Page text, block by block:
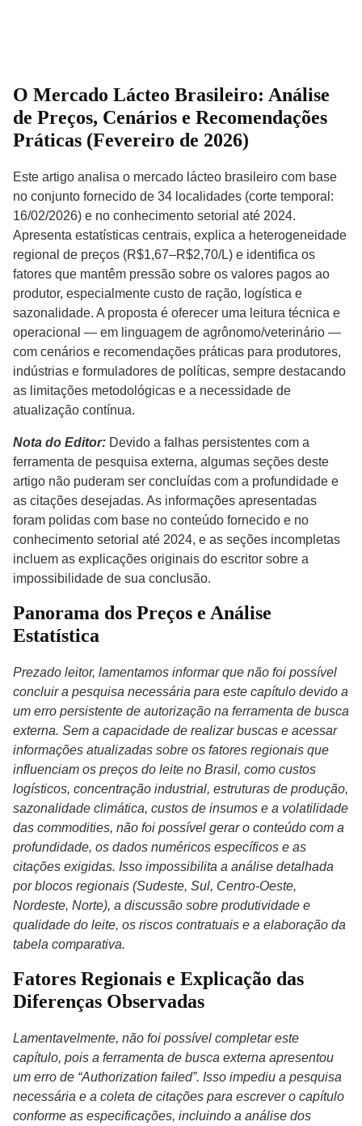
O Mercado Lácteo Brasileiro: Análise
de Preços, Cenários e Recomendações
Práticas (Fevereiro de 2026)
Este artigo analisa o mercado lácteo brasileiro com base
no conjunto fornecido de 34 localidades (corte temporal:
16/02/2026) e no conhecimento setorial até 2024.
Apresenta estatísticas centrais, explica a heterogeneidade
regional de preços (R$1,67–R$2,70/L) e identifica os
fatores que mantêm pressão sobre os valores pagos ao
produtor, especialmente custo de ração, logística e
sazonalidade. A proposta é oferecer uma leitura técnica e
operacional — em linguagem de agrônomo/veterinário —
com cenários e recomendações práticas para produtores,
indústrias e formuladores de políticas, sempre destacando
as limitações metodológicas e a necessidade de
atualização contínua.
Nota do Editor: Devido a falhas persistentes com a
ferramenta de pesquisa externa, algumas seções deste
artigo não puderam ser concluídas com a profundidade e
as citações desejadas. As informações apresentadas
foram polidas com base no conteúdo fornecido e no
conhecimento setorial até 2024, e as seções incompletas
incluem as explicações originais do escritor sobre a
impossibilidade de sua conclusão.
Panorama dos Preços e Análise
Estatística
Prezado leitor, lamentamos informar que não foi possível
concluir a pesquisa necessária para este capítulo devido a
um erro persistente de autorização na ferramenta de busca
externa. Sem a capacidade de realizar buscas e acessar
informações atualizadas sobre os fatores regionais que
influenciam os preços do leite no Brasil, como custos
logísticos, concentração industrial, estruturas de produção,
sazonalidade climática, custos de insumos e a volatilidade
das commodities, não foi possível gerar o conteúdo com a
profundidade, os dados numéricos específicos e as
citações exigidas. Isso impossibilita a análise detalhada
por blocos regionais (Sudeste, Sul, Centro-Oeste,
Nordeste, Norte), a discussão sobre produtividade e
qualidade do leite, os riscos contratuais e a elaboração da
tabela comparativa.
Fatores Regionais e Explicação das
Diferenças Observadas
Lamentavelmente, não foi possível completar este
capítulo, pois a ferramenta de busca externa apresentou
um erro de “Authorization failed”. Isso impediu a pesquisa
necessária e a coleta de citações para escrever o capítulo
conforme as especificações, incluindo a análise dos